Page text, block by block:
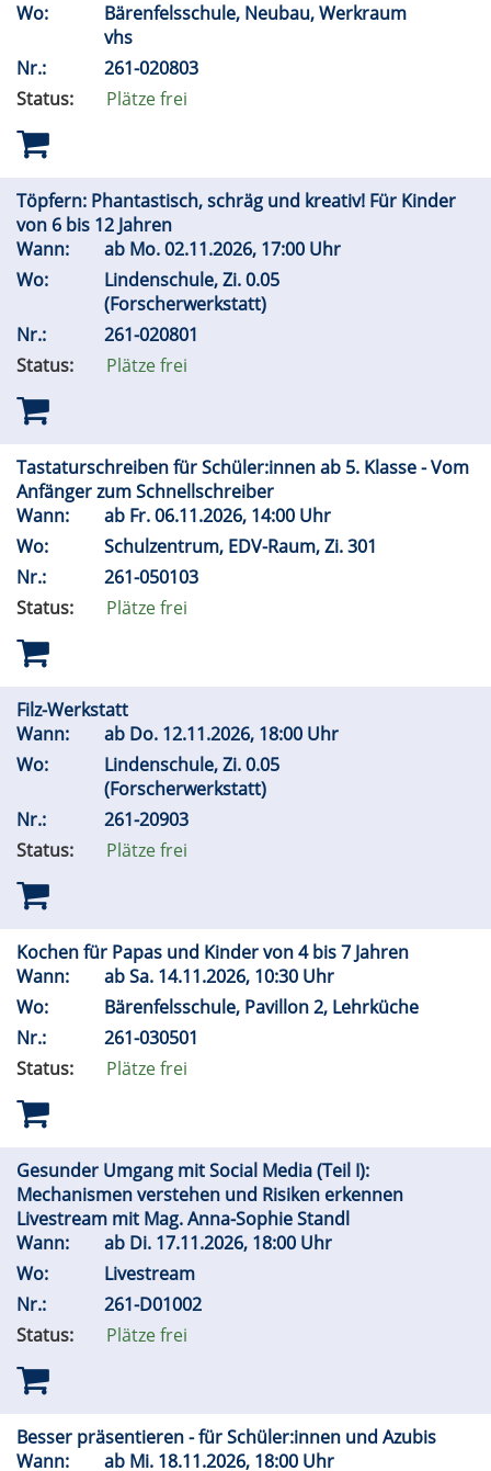
Wo:
Bärenfelsschule, Neubau, Werkraum
vhs
Nr.:
261-020803
Status:
Plätze frei
Töpfern: Phantastisch, schräg und kreativ! Für Kinder
von 6 bis 12 Jahren
Wann:
ab Mo.02.11.2026, 17:00 Uhr
Wo:
Lindenschule, Zi. 0.05
(Forscherwerkstatt)
Nr.:
261-020801
Status:
Plätze frei
Tastaturschreiben für Schüler:innen ab 5. Klasse - Vom
Anfänger zum Schnellschreiber
Wann:
ab Fr.06.11.2026, 14:00 Uhr
Wo:
Schulzentrum, EDV-Raum, Zi. 301
Nr.:
261-050103
Status:
Plätze frei
Filz-Werkstatt
Wann:
ab Do. 12.11.2026, 18:00 Uhr
Wo:
Lindenschule, Zi. 0.05
(Forscherwerkstatt)
Nr.:
261-20903
Status:
Plätze frei
Kochen für Papas und Kinder von 4 bis 7 Jahren
Wann:
abSa. 14.11.2026, 10:30 Uhr
Wo:
Bärenfelsschule, Pavillon 2, Lehrküche
Nr.:
261-030501
Status:
Plätze frei
Gesunder Umgang mit Social Media (Teil I):
Mechanismen verstehen und Risiken erkennen
Livestream mit Mag. Anna-Sophie Standl
Wann:
ab Di. 17.11.2026, 18:00 Uhr
Wo:
Livestream
Nr.:
261-D01002
Status:
Plätze frei
Besser präsentieren - für Schüler:innen und Azubis
Wann:
ab Mi. 18.11.2026, 18:00 Uhr